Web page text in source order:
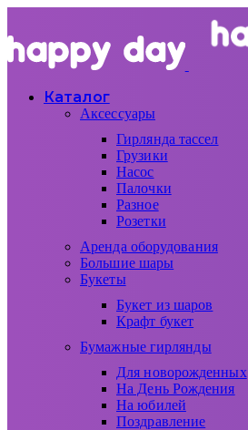
Каталог
Аксессуары
Гирлянда тассел
Грузики
Насос
Палочки
Разное
Розетки
Аренда оборудования
Большие шары
Букеты
Букет из шаров
Крафт букет
Бумажные гирлянды
Для новорожденных
На День Рождения
На юбилей
Поздравление